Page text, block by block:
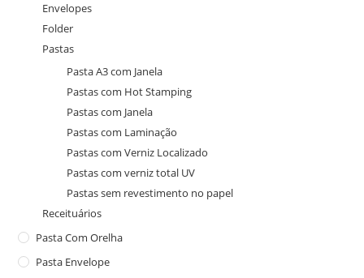
Envelopes
Folder
Pastas
Pasta A3 com Janela
Pastas com Hot Stamping
Pastas com Janela
Pastas com Laminação
Pastas com Verniz Localizado
Pastas com verniz total UV
Pastas sem revestimento no papel
Receituários
Pasta Com Orelha
Pasta Envelope